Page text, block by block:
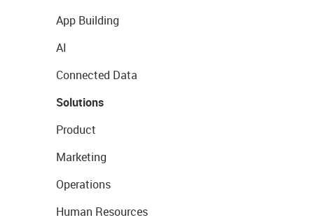
App Building
AI
Connected Data
Solutions
Product
Marketing
Operations
Human Resources